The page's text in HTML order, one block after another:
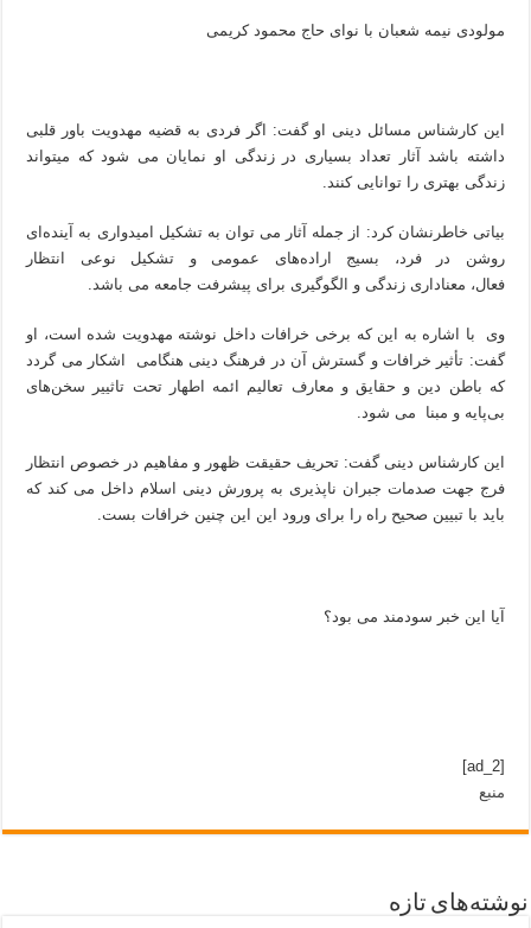
مولودی نیمه شعبان با نوای حاج محمود کریمی
این کارشناس مسائل دینی او گفت: اگر فردی به قضیه مهدویت باور قلبی
داشته باشد آثار تعداد بسیاری در زندگی او نمایان می شود که میتواند
زندگی بهتری را توانایی کنند.
بیاتی خاطرنشان کرد: از جمله آثار می توان به تشکیل امیدواری به آینده‌ای
روشن در فرد، بسیج اراده‌های عمومی و تشکیل نوعی انتظار
فعال، معناداری زندگی و الگوگیری برای پیشرفت جامعه می باشد.
وی با اشاره به این که برخی خرافات داخل نوشته مهدویت شده است، او
گفت: تأثیر خرافات و گسترش آن در فرهنگ دینی هنگامی اشکار می گردد
که باطن دین و حقایق و معارف تعالیم ائمه اطهار تحت تاثییر سخن‌های
بی‌پایه و مبنا می شود.
این کارشناس دینی گفت: تحریف حقیقت ظهور و مفاهیم در خصوص انتظار
فرج جهت صدمات جبران ناپذیری به پرورش دینی اسلام داخل می کند که
باید با تبیین صحیح راه را برای ورود این این چنین خرافات بست.
آیا این خبر سودمند می بود؟
[ad_2]
منبع
نوشته‌های تازه